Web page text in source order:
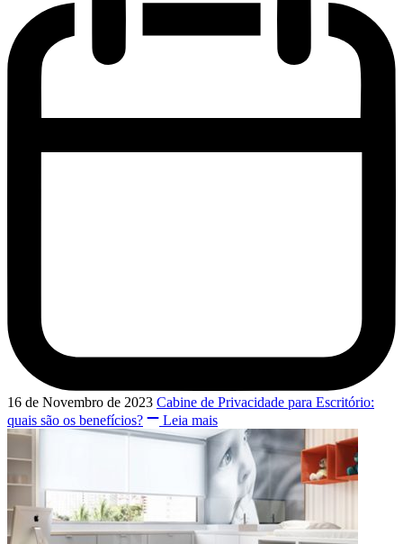
16 de Novembro de 2023 Cabine de Privacidade para Escritório:
quais são os benefícios?
Leia mais